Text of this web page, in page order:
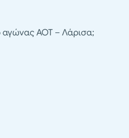
ΑΟΤ – Λάρισα;